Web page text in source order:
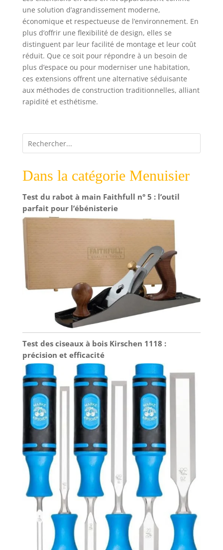
une solution d’agrandissement moderne,
économique et respectueuse de l’environnement. En
plus d’offrir une flexibilité de design, elles se
distinguent par leur facilité de montage et leur coût
réduit. Que ce soit pour répondre à un besoin de
plus d’espace ou pour moderniser une habitation,
ces extensions offrent une alternative séduisante
aux méthodes de construction traditionnelles, alliant
rapidité et esthétisme.
Dans la catégorie Menuisier
Test du rabot à main Faithfull n° 5 : l’outil
parfait pour l’ébénisterie
Test des ciseaux à bois Kirschen 1118 :
précision et efficacité